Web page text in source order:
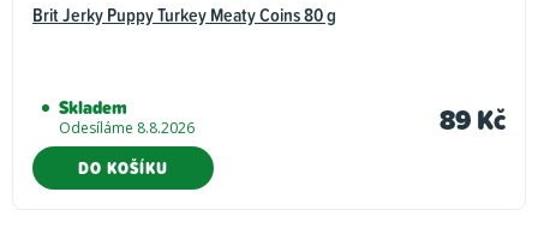
Brit Jerky Puppy Turkey Meaty Coins 80 g
Skladem
Odesíláme 8.8.2026 89 Kč
DO KOŠÍKU